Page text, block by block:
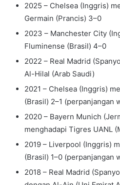
2025 – Chelsea (Inggris)
Germain (Prancis) 3–0
2023 – Manchester City
Fluminense (Brasil) 4–0
2022 – Real Madrid
Al-Hilal (Arab Saudi)
2021 – Chelsea (Inggris)
(Brasil) 2–1 (perpanjangan
2020 – Bayern Munich
menghadapi Tigres UANL
2019 – Liverpool (Inggris)
(Brasil) 1–0 (perpanjangan
2018 – Real Madrid